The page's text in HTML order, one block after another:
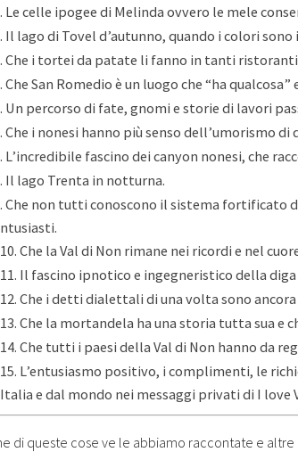
Le celle ipogee di Melinda ovvero le mele
Il lago di Tovel d’autunno, quando i colori
Che i tortei da patate li fanno in tanti
Che San Romedio è un luogo che “ha
Un percorso di fate, gnomi e storie di lavori
Che i nonesi hanno più senso dell’umorismo di
L’incredibile fascino dei canyon nonesi, che
Il lago Trenta in notturna.
Che non tutti conoscono il sistema fortificato
10. Che la Val di Non rimane nei ricordi e nel
11. Il fascino ipnotico e ingegneristico della diga
12. Che i detti dialettali di una volta sono
13. Che la mortandela ha una storia tutta sua e
14. Che tutti i paesi della Val di Non hanno da
15. L’entusiasmo positivo, i complimenti, le
Italia e dal mondo nei messaggi privati di I love
di queste cose ve le abbiamo raccontate e